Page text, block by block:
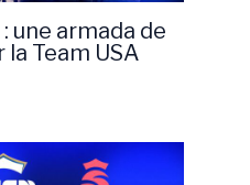
une armada de
Team USA